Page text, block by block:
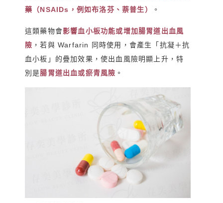
藥（NSAIDs，例如布洛芬、萘普生）
。
這類藥物會影響血小板功能或增加腸胃道出血風
險 ，若與 Warfarin 同時使用，會產生「抗凝＋抗
血小板」的疊加效果，使出血風險明顯上升，特
別是腸胃道出血或瘀青風險 。